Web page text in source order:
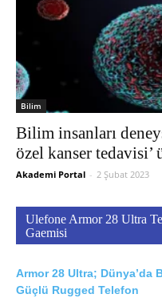
Bilim
Bilim insanları
özel kanser tedavisi’
Akademi Portal - 2 Şubat 2023
Ulefone Armor 28 Ultra
Gaemisi
Armor 28 Ultra; Dünya’da
Güçlü Rugged Telefon